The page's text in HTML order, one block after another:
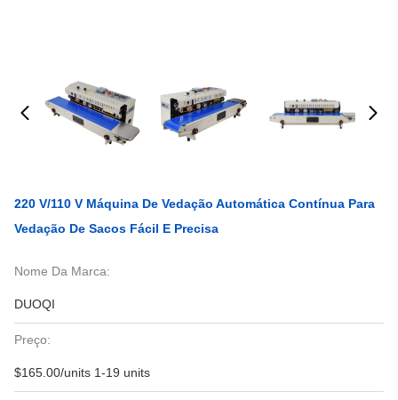
220 V/110 V Máquina De Vedação Automática Contínua Para
Vedação De Sacos Fácil E Precisa
Nome Da Marca:
DUOQI
Preço:
$165.00/units 1-19 units